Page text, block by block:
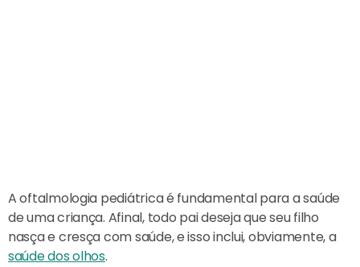
A oftalmologia pediátrica é fundamental para a saúde
de uma criança. Afinal, todo pai deseja que seu filho
nasça e cresça com saúde, e isso inclui, obviamente, a
saúde dos olhos.